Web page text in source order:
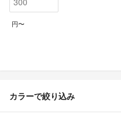
円〜
カラーで絞り込み